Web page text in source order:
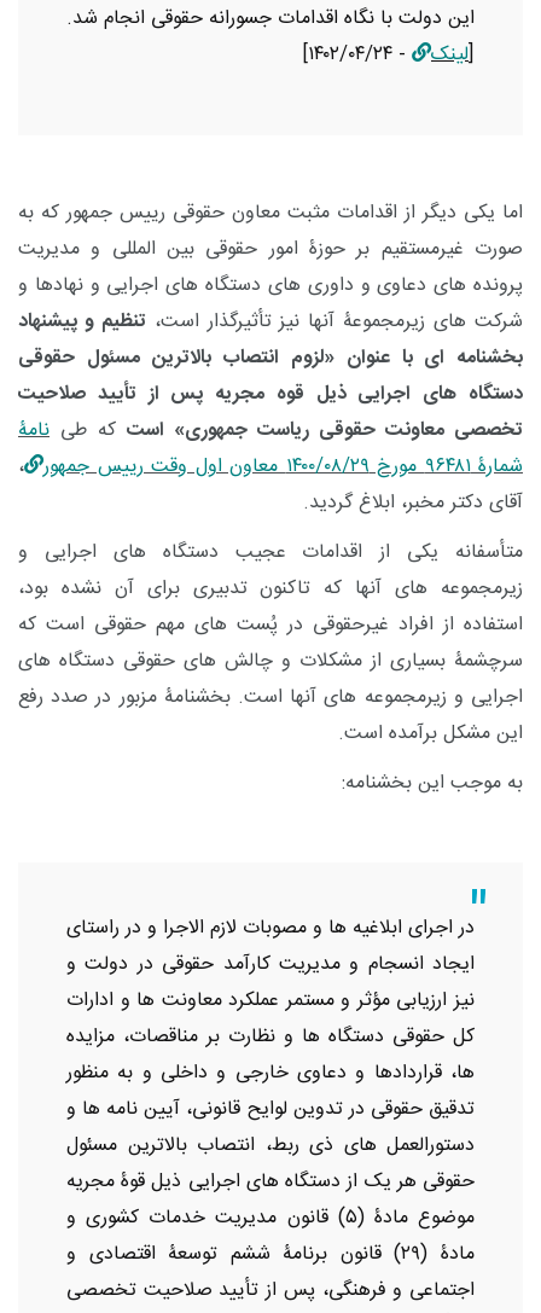
این دولت با نگاه اقدامات جسورانه حقوقی انجام شد.
[لینک - ۱۴۰۲/۰۴/۲۴]
اما یکی دیگر از اقدامات مثبت معاون حقوقی رییس جمهور که به
صورت غیرمستقیم بر حوزۀ امور حقوقی بین المللی و مدیریت
پرونده های دعاوی و داوری های دستگاه های اجرایی و نهادها و
شرکت های زیرمجموعۀ آنها نیز تأثیرگذار است، تنظیم و پیشنهاد
بخشنامه ای با عنوان «لزوم انتصاب بالاترین مسئول حقوقی
دستگاه های اجرایی ذیل قوه مجریه پس از تأیید صلاحیت
تخصصی معاونت حقوقی ریاست جمهوری» است که طی نامۀ
شمارۀ ۹۶۴۸۱ مورخ ۱۴۰۰/۰۸/۲۹ معاون اول وقت رییس جمهور
،
آقای دکتر مخبر، ابلاغ گردید.
متأسفانه یکی از اقدامات عجیب دستگاه های اجرایی و
زیرمجموعه های آنها که تاکنون تدبیری برای آن نشده بود،
استفاده از افراد غیرحقوقی در پُست های مهم حقوقی است که
سرچشمۀ بسیاری از مشکلات و چالش های حقوقی دستگاه های
اجرایی و زیرمجموعه های آنها است. بخشنامۀ مزبور در صدد رفع
این مشکل برآمده است.
به موجب این بخشنامه:
در اجرای ابلاغیه ها و مصوبات لازم الاجرا و در راستای
ایجاد انسجام و مدیریت کارآمد حقوقی در دولت و
نیز ارزیابی مؤثر و مستمر عملکرد معاونت ها و ادارات
کل حقوقی دستگاه ها و نظارت بر مناقصات، مزایده
ها، قراردادها و دعاوی خارجی و داخلی و به منظور
تدقیق حقوقی در تدوین لوایح قانونی، آیین نامه ها و
دستورالعمل های ذی ربط، انتصاب بالاترین مسئول
حقوقی هر یک از دستگاه های اجرایی ذیل قوۀ مجریه
موضوع مادۀ (۵) قانون مدیریت خدمات کشوری و
مادۀ (۲۹) قانون برنامۀ ششم توسعۀ اقتصادی و
اجتماعی و فرهنگی، پس از تأیید صلاحیت تخصصی